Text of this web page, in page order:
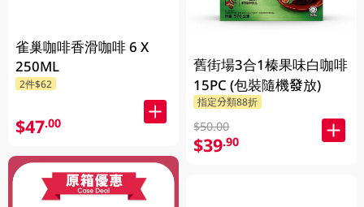
雀巢咖啡香滑咖啡 6 X
250ML
2件$62
$47.00
舊街場3合1榛果味白咖啡
15PC (包裝隨機發放)
指定分類88折
$50.00
$39.90